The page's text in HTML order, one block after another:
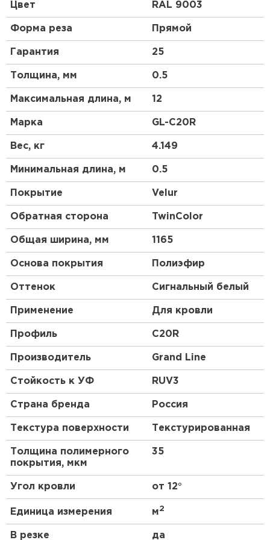
материал для частного коттеджного
Цвет RAL 9003
Форма реза Прямой
Гарантия 25
Толщина, мм 0.5
Максимальная длина, м 12
Марка GL-С20R
Вес, кг 4.149
Минимальная длина, м 0.5
Покрытие Velur
Обратная сторона TwinColor
Общая ширина, мм 1165
Основа покрытия Полиэфир
Оттенок Сигнальный белый
Применение Для кровли
Профиль C20R
Производитель Grand Line
Стойкость к УФ RUV3
Страна бренда Россия
Текстура поверхности Текстурированная
Толщина полимерного
покрытия, мкм
35
Угол кровли от 12°
Единица измерения м2
В резке да